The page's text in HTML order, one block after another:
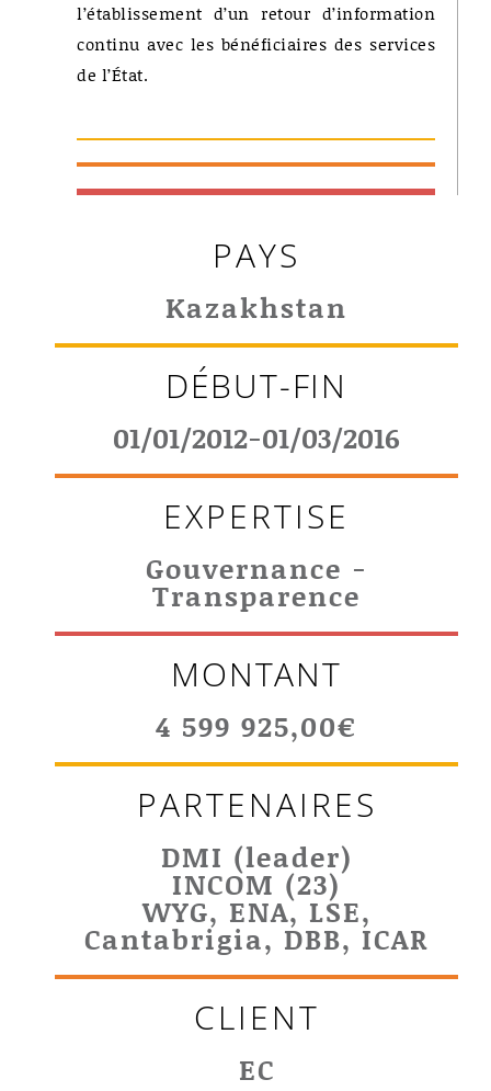
l’établissement d’un retour d’information
continu avec les bénéficiaires des services
de l’État.
PAYS
Kazakhstan
DÉBUT-FIN
01/01/2012-01/03/2016
EXPERTISE
Gouvernance -
Transparence
MONTANT
4 599 925,00€
PARTENAIRES
DMI (leader)
INCOM (23)
WYG, ENA, LSE,
Cantabrigia, DBB, ICAR
CLIENT
EC